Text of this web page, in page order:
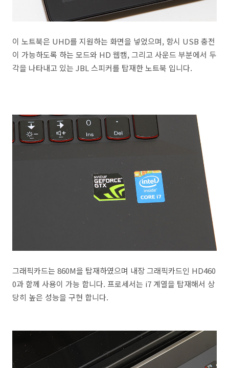
이 노트북은 UHD를 지원하는 화면을 넣었으며, 항시 USB 충전
이 가능하도록 하는 모드와 HD 웹캠, 그리고 사운드 부분에서 두
각을 나타내고 있는 JBL 스피커를 탑재한 노트북 입니다.
그래픽카드는 860M을 탑재하였으며 내장 그래픽카드인 HD460
0과 함께 사용이 가능 합니다. 프로세서는 i7 계열을 탑재해서 상
당히 높은 성능을 구현 합니다.